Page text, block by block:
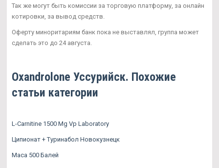
Так же могут быть комиссии за торговую платформу, за онлайн
котировки, за вывод средств.
Оферту миноритариям банк пока не выставлял, группа может
сделать это до 24 августа.
Oxandrolone Уссурийск. Похожие
статьи категории
L-Carnitine 1500 Mg Vp Laboratory
Ципионат + Туринабол Новокузнецк
Maca 500 Балей